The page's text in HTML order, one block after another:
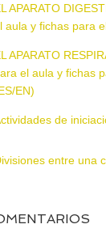
APARATO
aula y fichas para
APARATO
el aula y fichas
EN)
de
entre una